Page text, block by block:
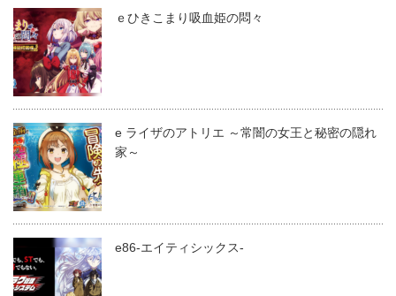
ｅひきこまり吸血姫の悶々
e ライザのアトリエ ～常闇の女王と秘密の隠れ
家～
e86-エイティシックス-